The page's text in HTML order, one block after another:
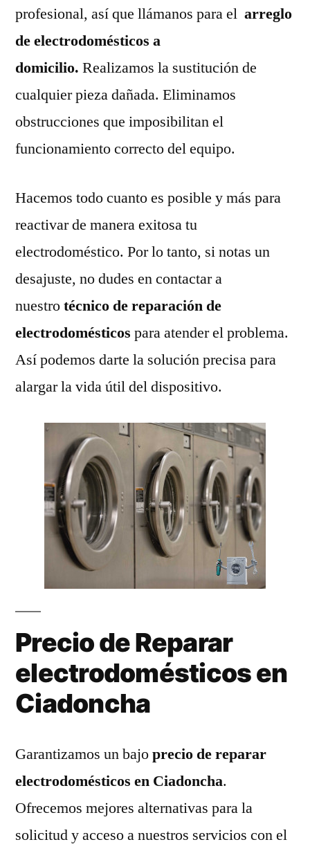
profesional, así que llámanos para el arreglo
de electrodomésticos a
domicilio. Realizamos la sustitución de
cualquier pieza dañada. Eliminamos
obstrucciones que imposibilitan el
funcionamiento correcto del equipo.
Hacemos todo cuanto es posible y más para
reactivar de manera exitosa tu
electrodoméstico. Por lo tanto, si notas un
desajuste, no dudes en contactar a
nuestrotécnico de reparación de
electrodomésticos para atender el problema.
Así podemos darte la solución precisa para
alargar la vida útil del dispositivo.
Precio de Reparar
electrodomésticos en
Ciadoncha
Garantizamos un bajoprecio de reparar
electrodomésticos en Ciadoncha.
Ofrecemos mejores alternativas para la
solicitud y acceso a nuestros servicios con el